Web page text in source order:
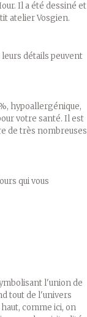
Il a été dessiné et
atelier Vosgien.
détails peuvent
hypoallergénique,
votre santé. Il est
de très nombreuses
qui vous
l'union de
tout de l'univers
comme ici, on